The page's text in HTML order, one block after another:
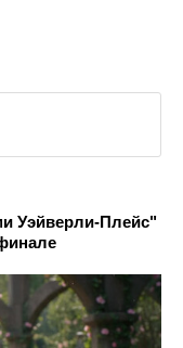
Уэйверли-Плейс"